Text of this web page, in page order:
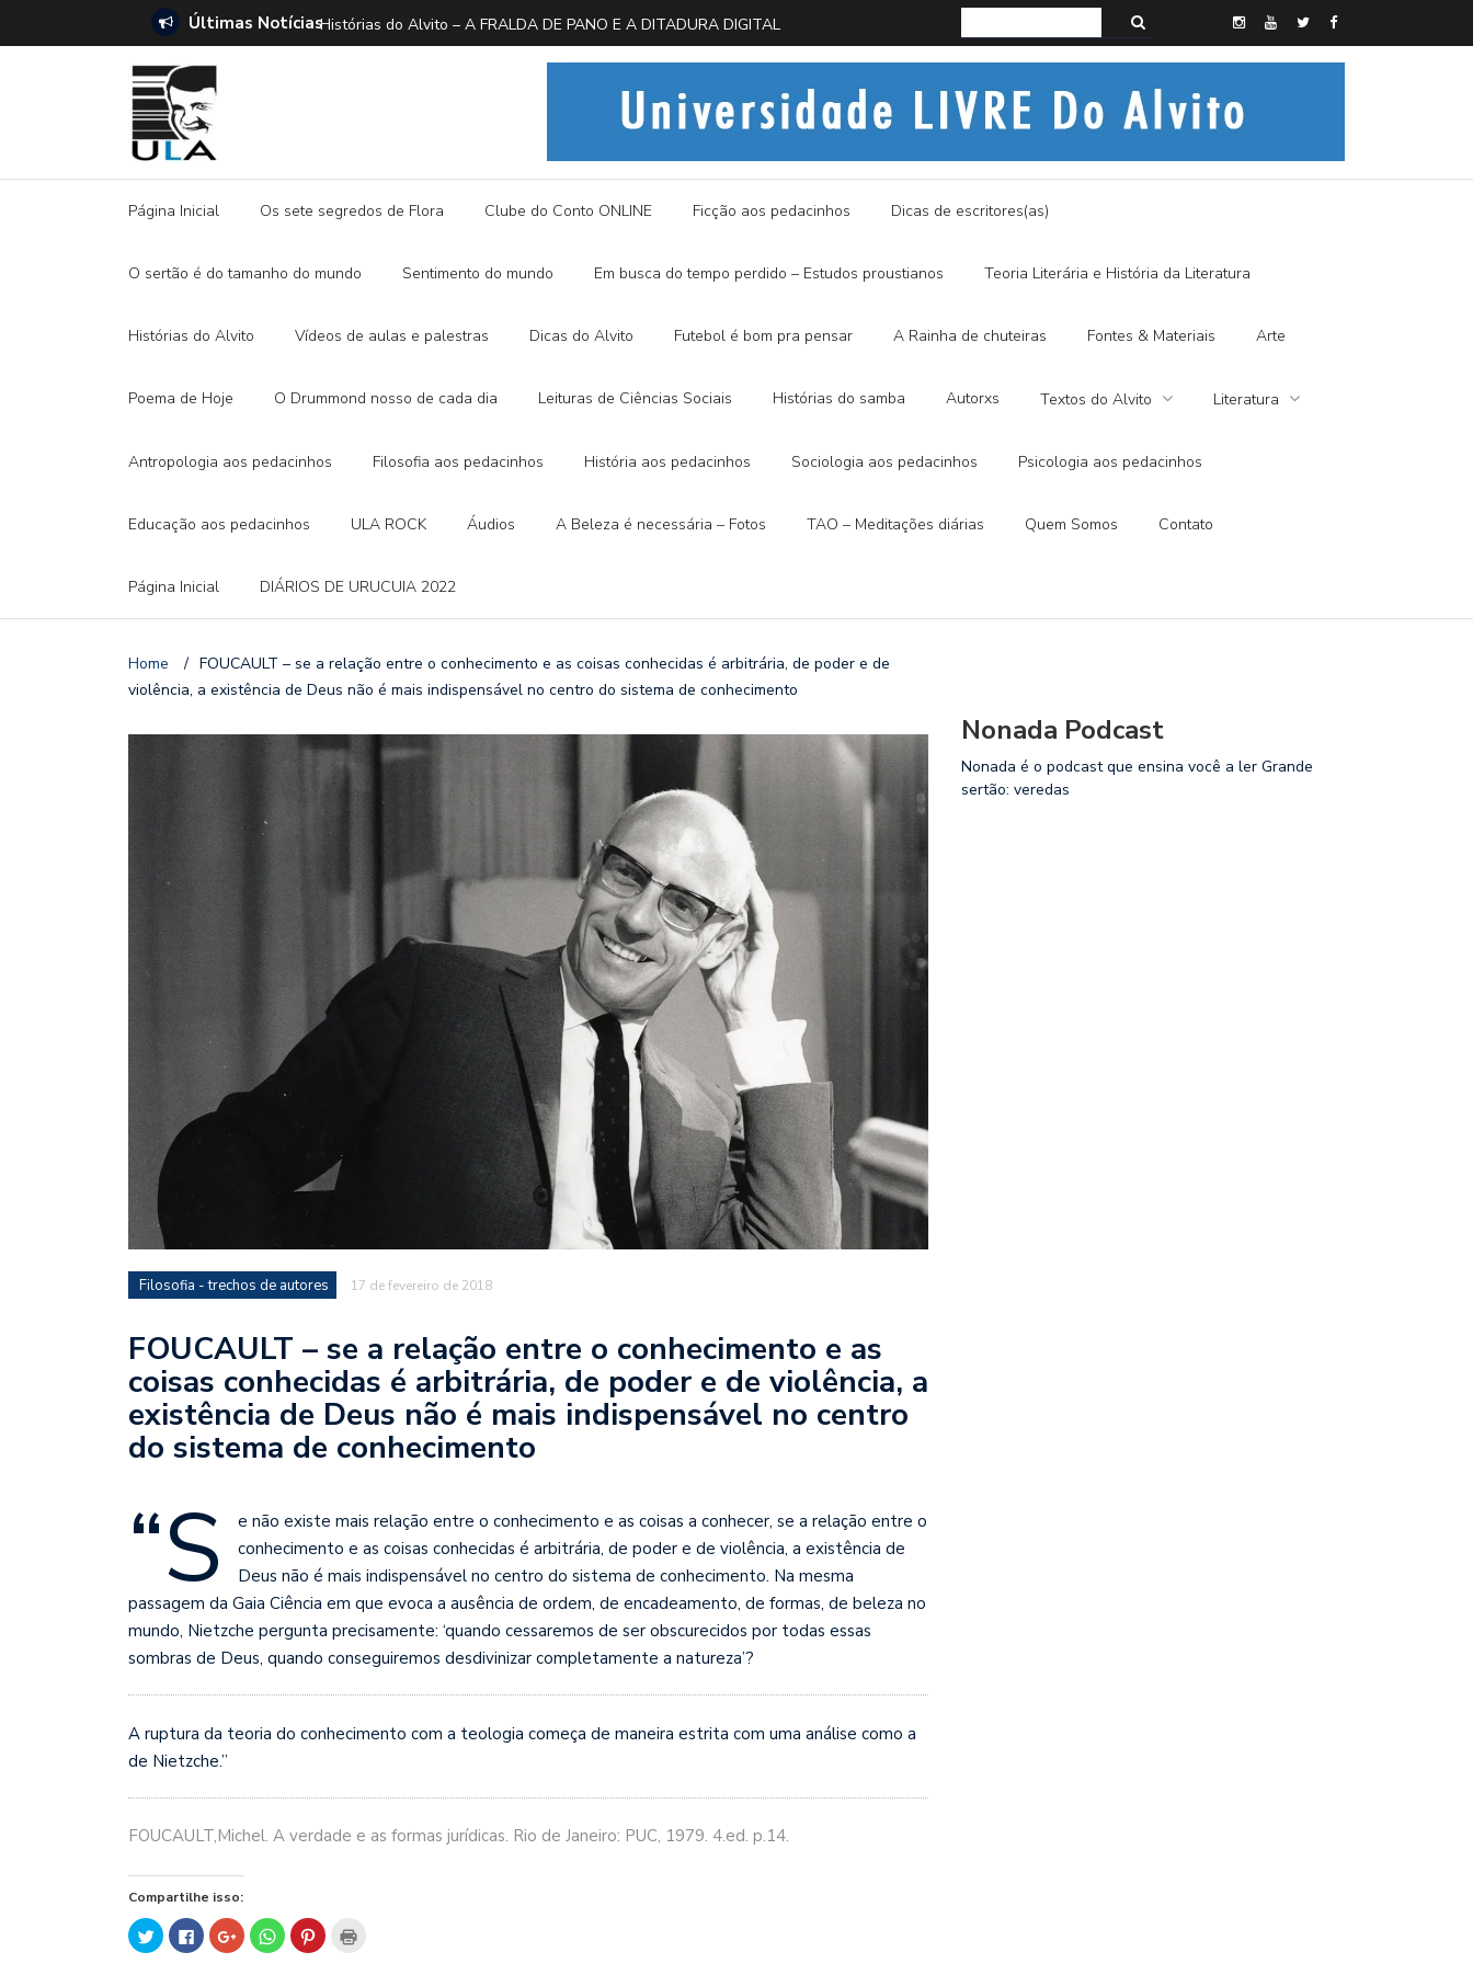
Últimas Notícias
E A DITADURA DIGITAL Histórias do Alvito – EM BUSCA DA BORBOLETA AZUL Histórias do Alvito – SEMI-MÍSTICO, SIM SENHOR
Página Inicial Os sete segredos de Flora Clube do Conto ONLINE Ficção aos pedacinhos Dicas de escritores(as)
O sertão é do tamanho do mundo Sentimento do mundo Em busca do tempo perdido – Estudos proustianos Teoria Literária e História da Literatura
Histórias do Alvito Vídeos de aulas e palestras Dicas do Alvito Futebol é bom pra pensar A Rainha de chuteiras Fontes & Materiais Arte
Poema de Hoje O Drummond nosso de cada dia Leituras de Ciências Sociais Histórias do samba Autorxs Textos do Alvito Literatura
Antropologia aos pedacinhos Filosofia aos pedacinhos História aos pedacinhos Sociologia aos pedacinhos Psicologia aos pedacinhos
Educação aos pedacinhos ULA ROCK Áudios A Beleza é necessária – Fotos TAO – Meditações diárias Quem Somos Contato
Página Inicial DIÁRIOS DE URUCUIA 2022
Home / FOUCAULT – se a relação entre o conhecimento e as coisas conhecidas é arbitrária, de poder e de
violência, a existência de Deus não é mais indispensável no centro do sistema de conhecimento
Filosofia - trechos de autores 17 de fevereiro de 2018
FOUCAULT – se a relação entre o conhecimento e as
coisas conhecidas é arbitrária, de poder e de violência, a
existência de Deus não é mais indispensável no centro
do sistema de conhecimento
“S
e não existe mais relação entre o conhecimento e as coisas a conhecer, se a relação entre o
conhecimento e as coisas conhecidas é arbitrária, de poder e de violência, a existência de
Deus não é mais indispensável no centro do sistema de conhecimento. Na mesma
passagem da Gaia Ciência em que evoca a ausência de ordem, de encadeamento, de formas, de beleza no
mundo, Nietzche pergunta precisamente: ‘quando cessaremos de ser obscurecidos por todas essas
sombras de Deus, quando conseguiremos desdivinizar completamente a natureza’?
A ruptura da teoria do conhecimento com a teologia começa de maneira estrita com uma análise como a
de Nietzche.”
FOUCAULT,Michel. A verdade e as formas jurídicas. Rio de Janeiro: PUC, 1979. 4.ed. p.14.
Compartilhe isso:
Clique
para
compartilhar
Clique
para
compartilhar
Compartilhe
no
Google+
Clique
para
compartilhar
Clique
para
Nonada Podcast
Nonada é o podcast que ensina você a ler Grande
sertão: veredas